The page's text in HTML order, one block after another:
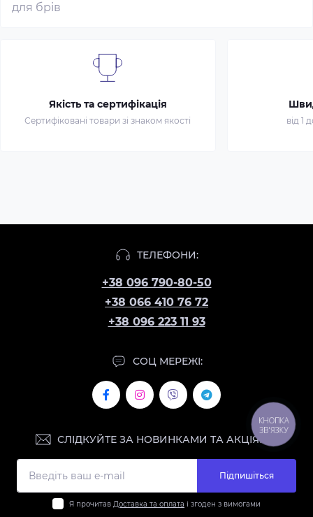
для брів
Якість та сертифікація
Сертифіковані товари зі знаком якості від 1
ТЕЛЕФОНИ:
+38 096 790-80-50
+38 066 410 76 72
+38 096 223 11 93
СОЦ МЕРЕЖІ:
СЛІДКУЙТЕ ЗА НОВИНКАМИ ТА АКЦІЯМИ:
Підпишіться
Я прочитав Доставка та оплата і згоден з вимогами
КНОПКА
ЗВ'ЯЗКУ